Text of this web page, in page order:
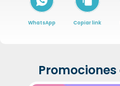
WhatsApp Copiar link